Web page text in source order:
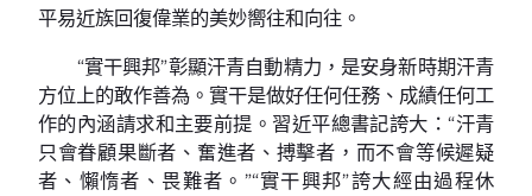
平易近族回復偉業的美妙嚮往和向往。
“實干興邦”彰顯汗青自動精力，是安身新時期汗青
方位上的敢作善為。實干是做好任何任務、成績任何工
作的內涵請求和主要前提。習近平總書記誇大：“汗青
只會眷顧果斷者、奮進者、搏擊者，而不會等候遲疑
者、懶惰者、畏難者。”“實干興邦”誇大經由過程休